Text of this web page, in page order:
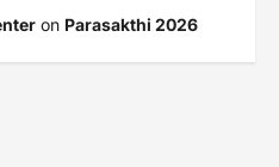
on Parasakthi 2026